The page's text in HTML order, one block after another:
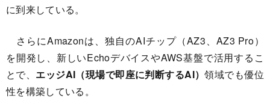
に到来している。
さらにAmazonは、独自のAIチップ（AZ3、AZ3 Pro）
を開発し、新しいEchoデバイスやAWS基盤で活用するこ
とで、 エッジAI（現場で即座に判断するAI）領域でも優位
性を構築している。